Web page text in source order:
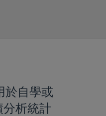
於自學或
析統計